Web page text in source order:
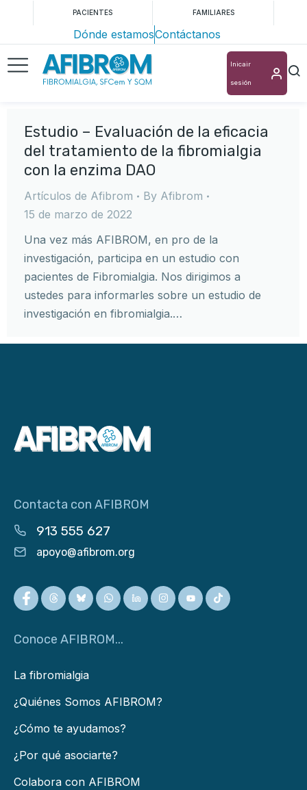
PACIENTES FAMILIARES
Dónde estamosContáctanos
Inicair
sesión
Estudio – Evaluación de la eficacia
del tratamiento de la fibromialgia
con la enzima DAO
Artículos de Afibrom By Afibrom
15 de marzo de 2022
Una vez más AFIBROM, en pro de la
investigación, participa en un estudio con
pacientes de Fibromialgia. Nos dirigimos a
ustedes para informarles sobre un estudio de
investigación en fibromialgia.…
Contacta con AFIBROM
913 555 627
apoyo@afibrom.org
Conoce AFIBROM...
La fibromialgia
¿Quiénes Somos AFIBROM?
¿Cómo te ayudamos?
¿Por qué asociarte?
Colabora con AFIBROM